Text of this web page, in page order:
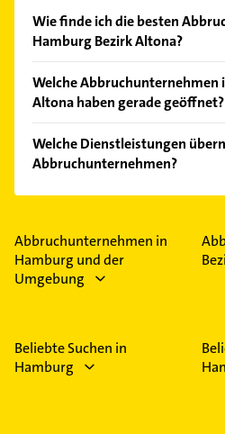
Wie finde ich die besten
Hamburg Bezirk Altona?
Kundenmeinungen und
Empfehlungen. Die
Welche Abbruchunternehmen
Altona haben gerade geöffnet?
Bitte beachten Sie, dass diese
Feiertagen abweichen können.
Welche Dienstleistungen
Abbruchunternehmen?
Folgende Leistungen werden
Betonbohrarbeiten.
Abbruchunternehmen in
Hamburg und der
Umgebung
Beliebte Suchen in
Hamburg